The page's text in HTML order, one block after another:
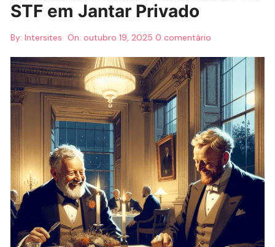
STF em Jantar Privado
By: Intersites On:outubro 19, 2025 0 comentário